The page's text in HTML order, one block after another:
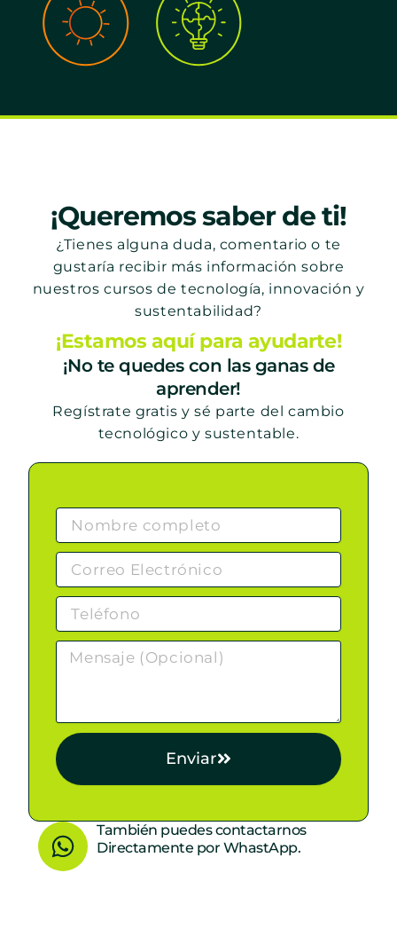
¡Queremos saber de ti!
¿Tienes alguna duda, comentario o te
gustaría recibir más información sobre
nuestros cursos de tecnología, innovación y
sustentabilidad?
¡Estamos aquí para ayudarte!
¡No te quedes con las ganas de
aprender!
Regístrate gratis y sé parte del cambio
tecnológico y sustentable.
Enviar
W
h
También puedes contactarnos
Directamente por WhastApp.